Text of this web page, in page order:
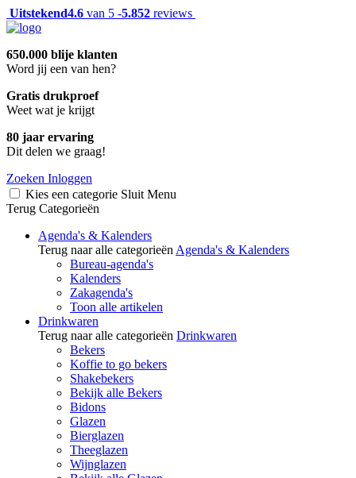
Uitstekend4.6 van 5 -5.852 reviews
650.000 blije klanten
Word jij een van hen?
Gratis drukproef
Weet wat je krijgt
80 jaar ervaring
Dit delen we graag!
Zoeken Inloggen
Kies een categorie Sluit Menu
Terug Categorieën
Agenda's & Kalenders
Terug naar alle categorieën Agenda's & Kalenders
Bureau-agenda's
Kalenders
Zakagenda's
Toon alle artikelen
Drinkwaren
Terug naar alle categorieën Drinkwaren
Bekers
Koffie to go bekers
Shakebekers
Bekijk alle Bekers
Bidons
Glazen
Bierglazen
Theeglazen
Wijnglazen